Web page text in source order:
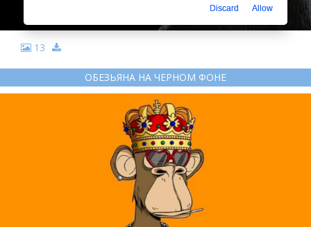
13
ОБЕЗЬЯНА НА ЧЕРНОМ ФОНЕ
Discard Allow